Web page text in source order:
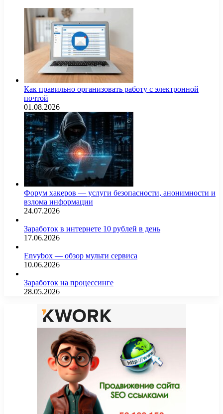
Как правильно организовать работу с электронной
почтой
01.08.2026
Форум хакеров — услуги безопасности, анонимности и
взлома информации
24.07.2026
Заработок в интернете 10 рублей в день
17.06.2026
Envybox — обзор мульти сервиса
10.06.2026
Заработок на процессинге
28.05.2026